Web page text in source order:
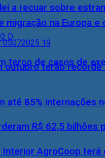
a recuar sobre
outubro terão recorde
R$ 62,5 bilhões
migração na Europa
terço de casos de
até 85% internações
AgroCoop